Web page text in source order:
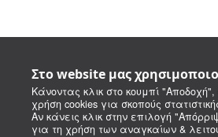
Στο website μας
Κάνοντας κλικ στο κουμπί "Αποδοχή",
χρήση cookies για σκοπούς
Αν κάνεις κλικ στην επιλογή
για τη χρήση των αναγκαίων &